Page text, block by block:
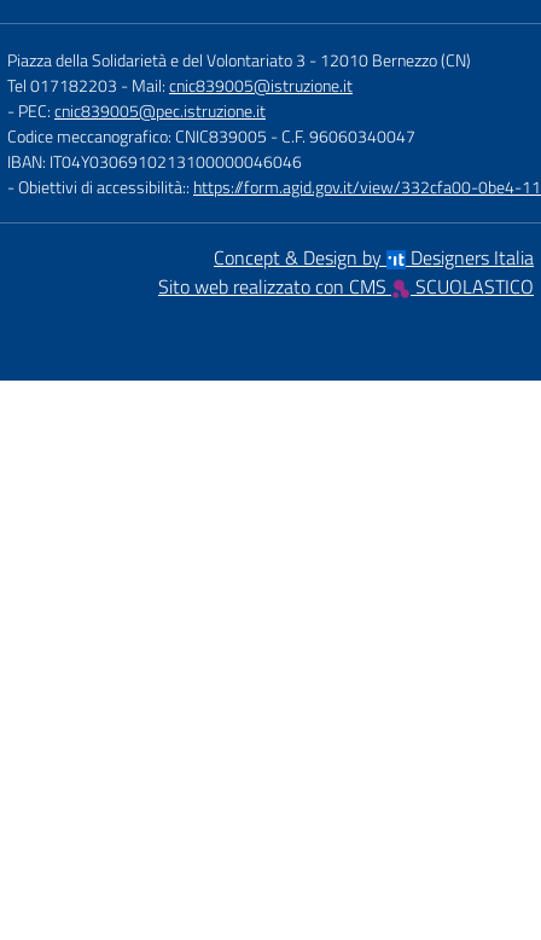
Piazza della Solidarietà e del Volontariato 3 -12010 Bernezzo (CN)
Tel 017182203 - Mail:cnic839005@istruzione.it
- PEC:cnic839005@pec.istruzione.it
Codice meccanografico: CNIC839005 - C.F. 96060340047
IBAN: IT04Y0306910213100000046046
- Obiettivi di accessibilità:: https://form.agid.gov.it/view/332cfa00-0be4-
Concept & Design by
Designers Italia
Sito web realizzato con CMS
SCUOLASTICO